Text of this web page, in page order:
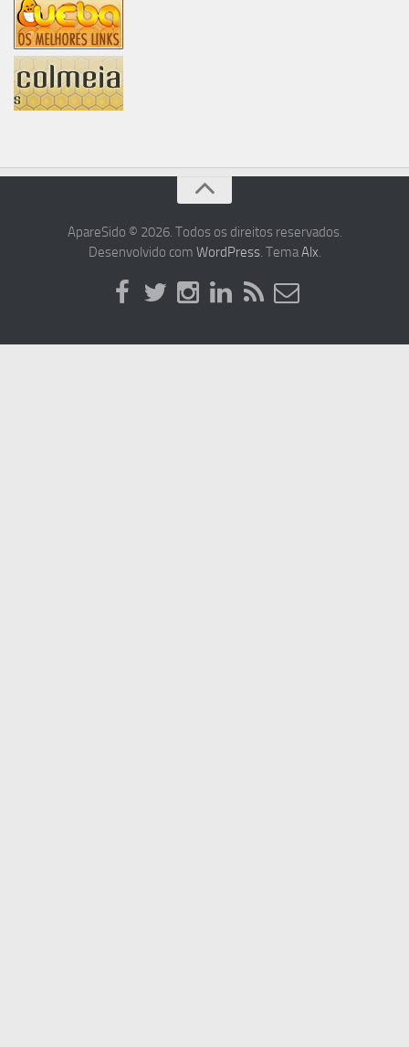
ApareSido © 2026. Todos os direitos reservados.
Desenvolvido com WordPress. TemaAlx.